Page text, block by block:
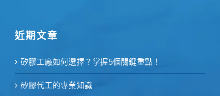
近期文章
矽膠工廠如何選擇？掌握5個關鍵重點！
矽膠代工的專業知識